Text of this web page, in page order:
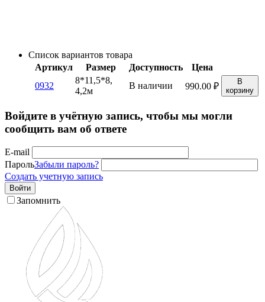
Список вариантов товара
Артикул
Размер Доступность
Цена
0932
8*11,5*8,
4,2м
В наличии 990.00 ₽
В
корзину
Войдите в учётную запись, чтобы мы могли
сообщить вам об ответе
E-mail
ПарольЗабыли пароль?
Создать учетную запись
Войти
Запомнить